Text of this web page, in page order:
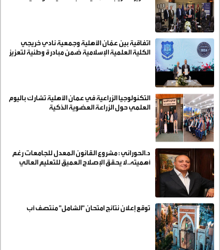
اتفاقية بين عمّان الأهلية وجمعية نادي خريجي
الكلية العلمية الإسلامية ضمن مبادرة وطنية لتعزيز
التكنولوجيا الزراعية في عمان الأهلية تشارك باليوم
العلمي حول الزراعة العضوية الذكية
د.الحوراني : مشروع القانون المعدل للجامعات رغم
أهميته..لا يحقق الإصلاح العميق للتعليم العالي
توقع إعلان نتائج امتحان "الشامل" منتصف آب